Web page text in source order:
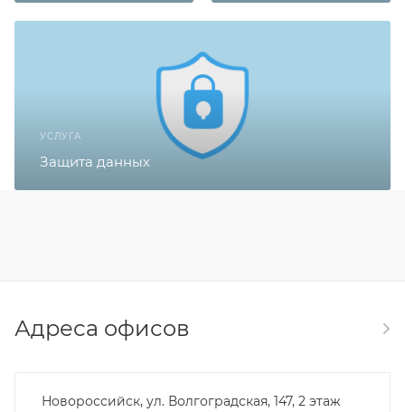
УСЛУГА
Защита данных
Адреса офисов
Новороссийск, ул. Волгоградская, 147, 2 этаж